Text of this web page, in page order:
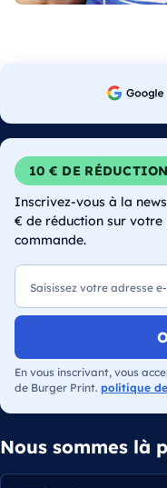
10 € DE RÉDUCTION
Inscrivez-vous à la
€ de réduction sur votre
commande.
E-mail
En vous inscrivant, vous
de Burger Print. politique
Nous sommes là